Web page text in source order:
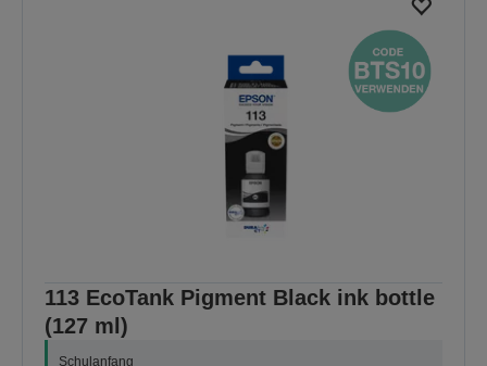
113 EcoTank Pigment Black ink bottle
(127 ml)
Schulanfang